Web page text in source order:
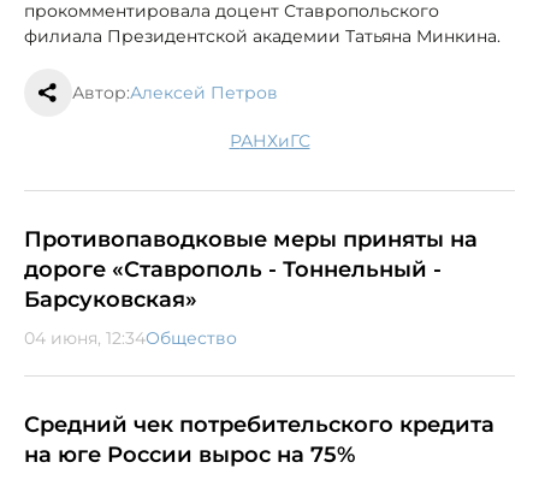
прокомментировала доцент Ставропольского
филиала Президентской академии Татьяна Минкина.
Автор:Алексей Петров
РАНХиГС
Противопаводковые меры приняты на
дороге «Ставрополь - Тоннельный -
Барсуковская»
04 июня, 12:34Общество
Средний чек потребительского кредита
на юге России вырос на 75%